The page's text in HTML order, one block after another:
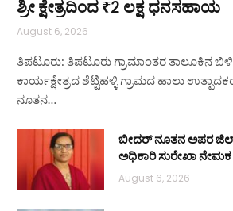
ಶ್ರೀ ಕ್ಷೇತ್ರದಿಂದ ₹2 ಲಕ್ಷ ಧನಸಹಾಯ
August 6, 2026
ತಿಪಟೂರು: ತಿಪಟೂರು ಗ್ರಾಮಾಂತರ ತಾಲೂಕಿನ
ಕಾರ್ಯಕ್ಷೇತ್ರದ ಶೆಟ್ಟಿಹಳ್ಳಿ ಗ್ರಾಮದ ಹಾಲು
ನೂತನ…
ಬೀದರ್ ನೂತನ ಅಪರ
ಅಧಿಕಾರಿ ಸುರೇಖಾ ನೇಮಕ
August 6, 2026